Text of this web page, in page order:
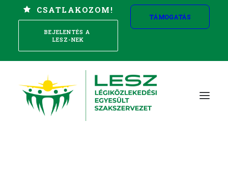
CSATLAKOZOM!
BEJELENTÉS A
LESZ-NEK
TÁMOGATÁS
Szakszervezet alapítása
Reptéri Mobil
Jogvédelem és biztosítások
Kollektív érdekvédelem